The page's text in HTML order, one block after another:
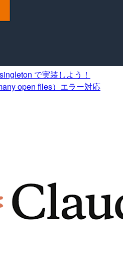
で実装しよう！
open files）エラー対応